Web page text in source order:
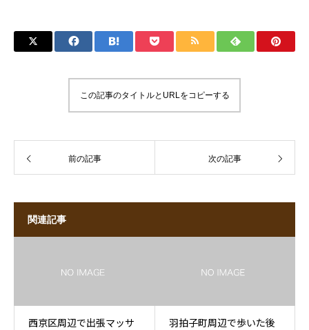
この記事のタイトルとURLをコピーする
前の記事 次の記事
関連記事
西京区周辺で出張マッサ
羽拍子町周辺で歩いた後